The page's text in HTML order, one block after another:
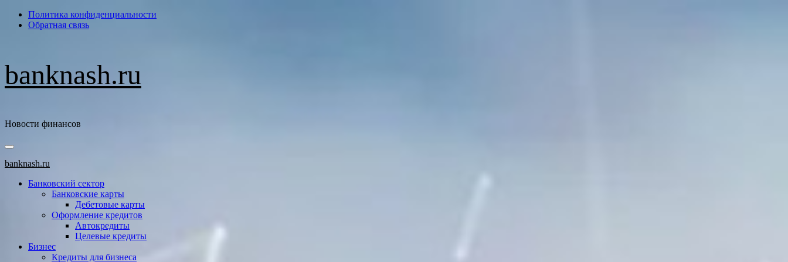
ПерейтиПолитика конфиденциальности
Обратная связь
banknash.ru
Новости финансов
Основное
меню
banknash.ru
Банковский сектор
Банковские карты
Дебетовые карты
Оформление кредитов
Автокредиты
Целевые кредиты
Бизнес
Кредиты для бизнеса